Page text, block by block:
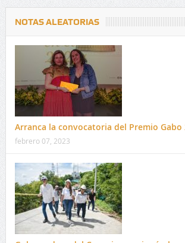
NOTAS ALEATORIAS
Arranca la convocatoria del Premio Gabo
febrero 07, 2023